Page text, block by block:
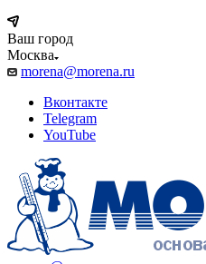
Ваш город
Москва
morena@morena.ru
Вконтакте
Telegram
YouTube